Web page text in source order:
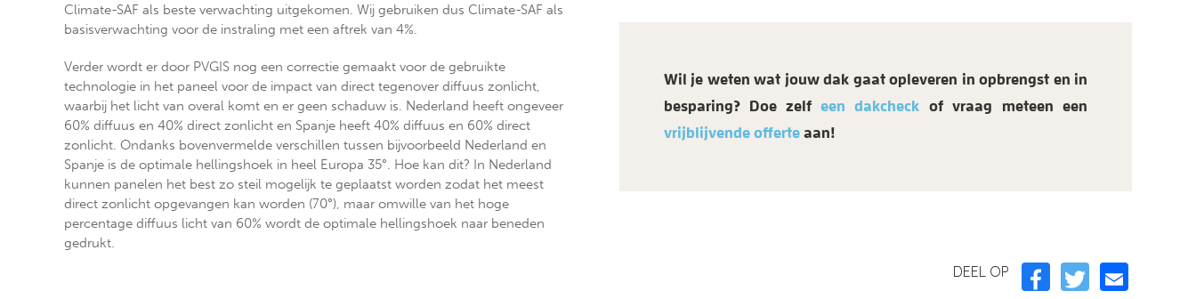
Climate-SAF als beste verwachting uitgekomen. Wij gebruiken dus Climate-SAF als
basisverwachting voor de instraling met een aftrek van 4%.
Verder wordt er door PVGIS nog een correctie gemaakt voor de gebruikte
technologie in het paneel voor de impact van direct tegenover diffuus zonlicht,
waarbij het licht van overal komt en er geen schaduw is. Nederland heeft ongeveer
60% diffuus en 40% direct zonlicht en Spanje heeft 40% diffuus en 60% direct
zonlicht. Ondanks bovenvermelde verschillen tussen bijvoorbeeld Nederland en
Spanje is de optimale hellingshoek in heel Europa 35°. Hoe kan dit? In Nederland
kunnen panelen het best zo steil mogelijk te geplaatst worden zodat het meest
direct zonlicht opgevangen kan worden (70°), maar omwille van het hoge
percentage diffuus licht van 60% wordt de optimale hellingshoek naar beneden
gedrukt.
Wil je weten wat jouw dak gaat opleveren in opbrengst en in
besparing? Doe zelf een dakcheck of vraag meteen een
vrijblijvende offerte aan!
DEEL OP